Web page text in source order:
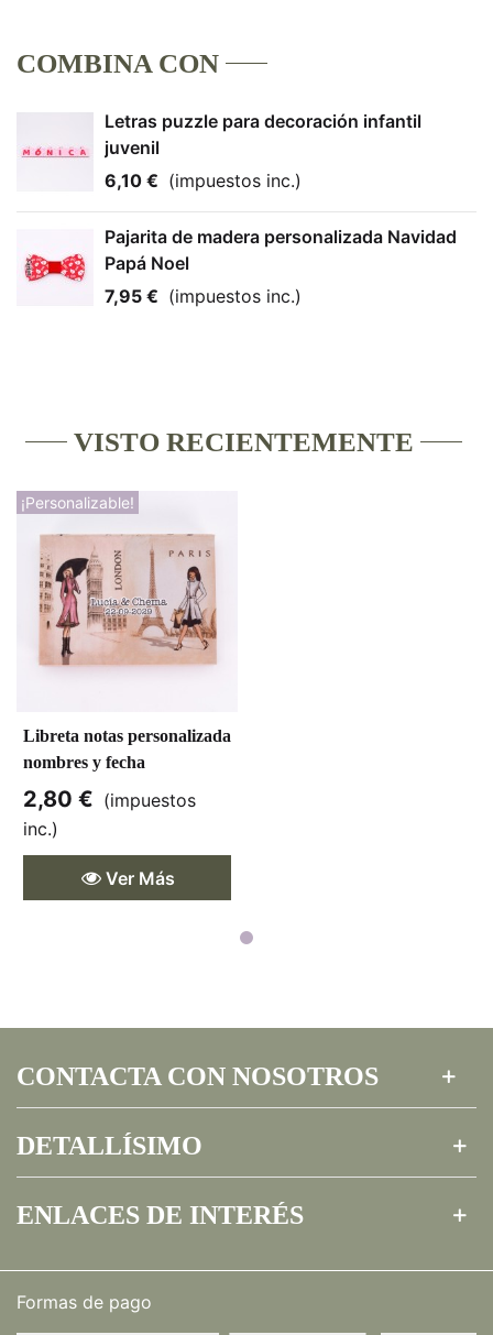
COMBINA CON
Letras puzzle para decoración infantil
juvenil
6,10 € (impuestos inc.)
Pajarita de madera personalizada Navidad
Papá Noel
7,95 € (impuestos inc.)
VISTO RECIENTEMENTE
¡Personalizable!
Libreta notas personalizada
nombres y fecha
2,80 € (impuestos
inc.)
Ver Más
CONTACTA CON NOSOTROS
DETALLÍSIMO
ENLACES DE INTERÉS
Formas de pago